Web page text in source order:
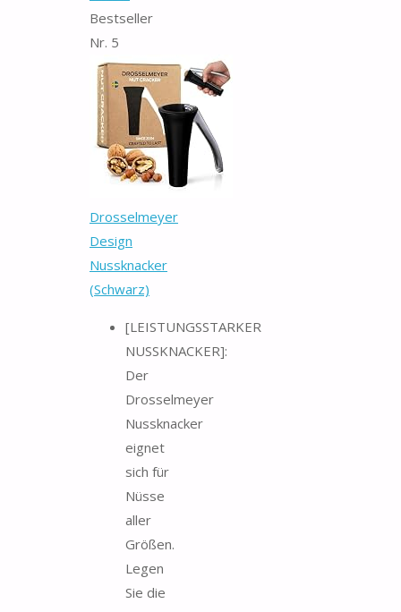
Bestseller
Nr. 5
Drosselmeyer
Design
Nussknacker
(Schwarz)
[LEISTUNGSSTARKER
NUSSKNACKER]:
Der
Drosselmeyer
Nussknacker
eignet
sich für
Nüsse
aller
Größen.
Legen
Sie die